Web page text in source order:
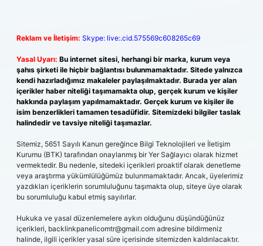
Reklam ve İletişim: Skype: live:.cid.575569c608265c69
Yasal Uyarı: Bu internet sitesi, herhangi bir marka, kurum veya
şahıs şirketi ile hiçbir bağlantısı bulunmamaktadır. Sitede yalnızca
kendi hazırladığımız makaleler paylaşılmaktadır. Burada yer alan
içerikler haber niteliği taşımamakta olup, gerçek kurum ve kişiler
hakkında paylaşım yapılmamaktadır. Gerçek kurum ve kişiler ile
isim benzerlikleri tamamen tesadüfidir. Sitemizdeki bilgiler taslak
halindedir ve tavsiye niteliği taşımazlar.
Sitemiz, 5651 Sayılı Kanun gereğince Bilgi Teknolojileri ve İletişim
Kurumu (BTK) tarafından onaylanmış bir Yer Sağlayıcı olarak hizmet
vermektedir. Bu nedenle, sitedeki içerikleri proaktif olarak denetleme
veya araştırma yükümlülüğümüz bulunmamaktadır. Ancak, üyelerimiz
yazdıkları içeriklerin sorumluluğunu taşımakta olup, siteye üye olarak
bu sorumluluğu kabul etmiş sayılırlar.
Hukuka ve yasal düzenlemelere aykırı olduğunu düşündüğünüz
içerikleri, backlinkpanelicomtr@gmail.com adresine bildirmeniz
halinde, ilgili içerikler yasal süre içerisinde sitemizden kaldırılacaktır.